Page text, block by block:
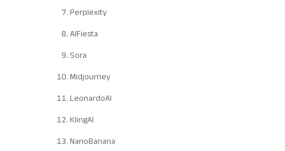
Perplexity
AIFiesta
Sora
Midjourney
LeonardoAI
KlingAI
NanoBanana